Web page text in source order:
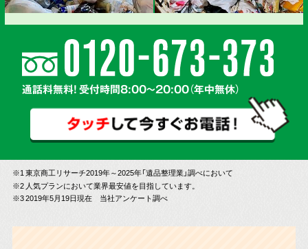
通話料無料! 受付時間8:00～20:00（年中無休）
※1 東京商工リサーチ2019年～2025年「遺品整理業」調べにおいて
※2 人気プランにおいて業界最安値を目指しています。
※3 2019年5月19日現在 当社アンケート調べ